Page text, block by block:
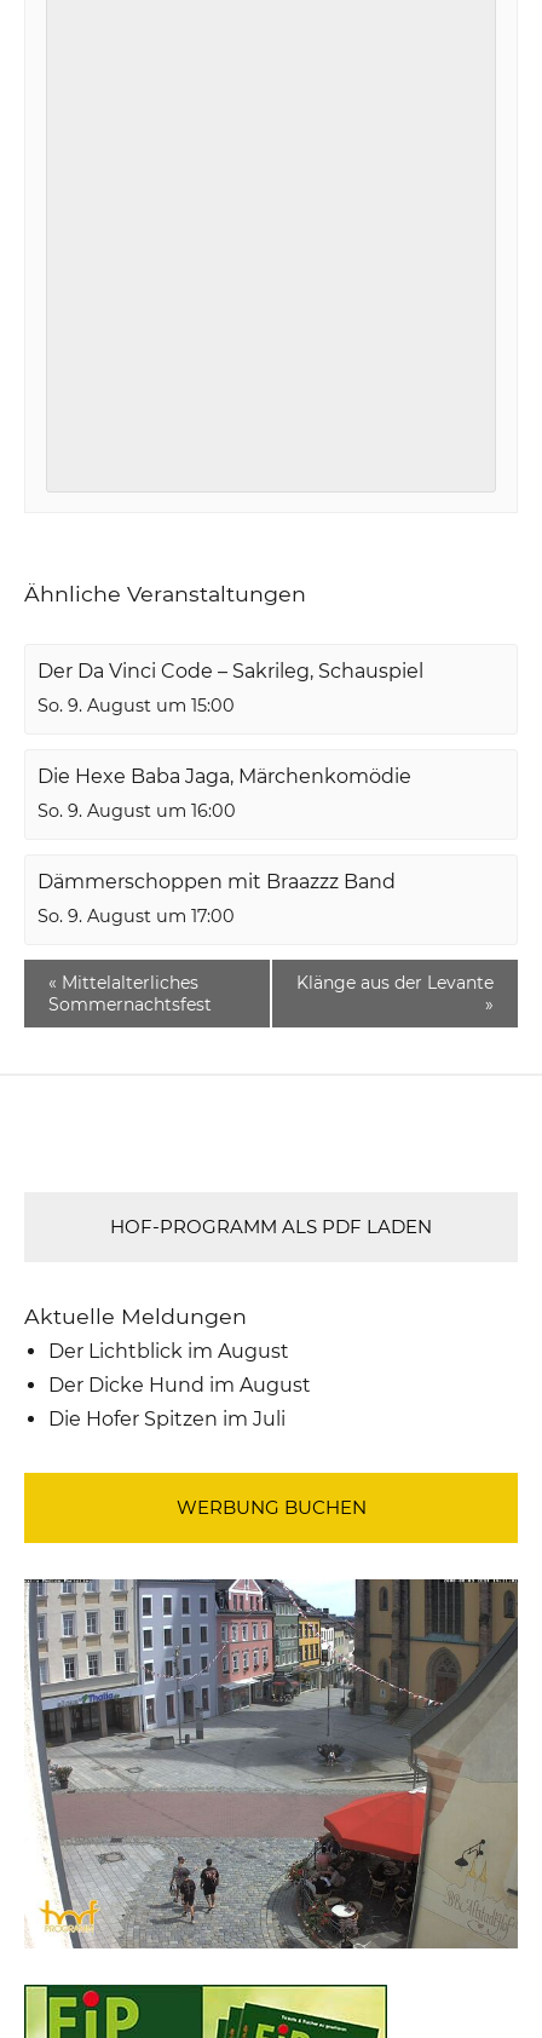
Ähnliche Veranstaltungen
Der Da Vinci Code – Sakrileg, Schauspiel
So. 9. August um 15:00
Die Hexe Baba Jaga, Märchenkomödie
So. 9. August um 16:00
Dämmerschoppen mit Braazzz Band
So. 9. August um 17:00
« Mittelalterliches
Sommernachtsfest
Klänge aus der Levante
»
HOF-PROGRAMM ALS PDF LADEN
Aktuelle Meldungen
Der Lichtblick im August
Der Dicke Hund im August
Die Hofer Spitzen im Juli
WERBUNG BUCHEN